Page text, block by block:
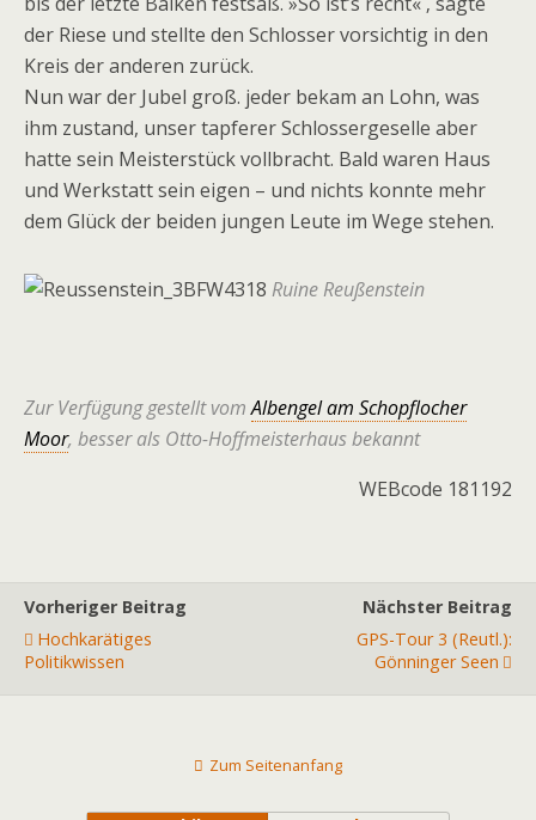
der Riese und stellte den Schlosser vorsichtig in den
Kreis der anderen zurück.
Nun war der Jubel groß. jeder bekam an Lohn, was
ihm zustand, unser tapferer Schlossergeselle aber
hatte sein Meisterstück vollbracht. Bald waren Haus
und Werkstatt sein eigen – und nichts konnte mehr
dem Glück der beiden jungen Leute im Wege stehen.
Ruine Reußenstein
Zur Verfügung gestellt vomAlbengel am Schopflocher
Moor, besser als Otto-Hoffmeisterhaus bekannt
WEBcode 181192
Vorheriger Beitrag
Hochkarätiges
Politikwissen
Nächster Beitrag
GPS-Tour 3 (Reutl.):
Gönninger Seen
Zum Seitenanfang